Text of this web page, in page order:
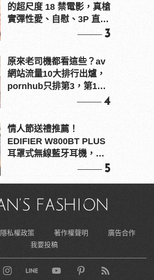
的超尺度 18 禁電影，真槍
實彈性愛、自慰、3P 直接
3
原來老司機都看這些？av
網站流量10大排行出爐，
pornhub只排第3，第1名
4
情人節送禮推薦！
EDIFIER W800BT PLUS
耳罩式無線藍牙耳機，在
5
隱私權政策 著作權聲明
廣告合作
我要投稿